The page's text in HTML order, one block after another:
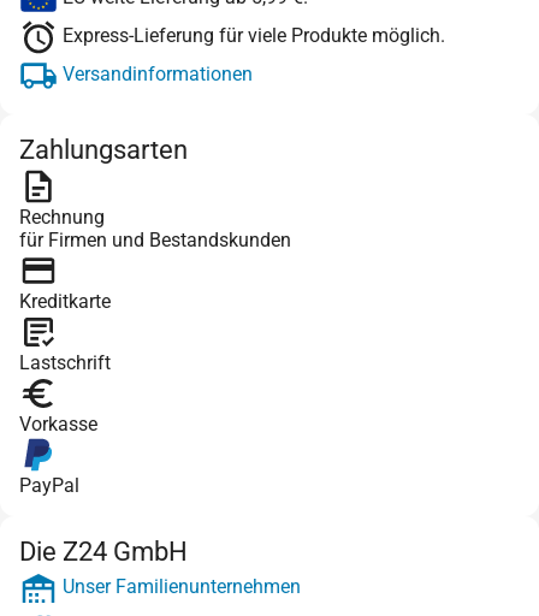
Express-Lieferung für viele Produkte möglich.
Versandinformationen
Zahlungsarten
Rechnung
für Firmen und Bestandskunden
Kreditkarte
Lastschrift
Vorkasse
PayPal
Die Z24 GmbH
Unser Familienunternehmen